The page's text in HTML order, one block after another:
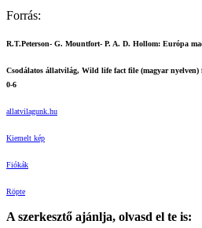
Forrás:
R.T.Peterson- G. Mountfort- P. A. D. Hollom: Európa
Csodálatos állatvilág, Wild life fact file (magyar nyelven)
0-6
allatvilagunk.hu
Kiemelt kép
Fiókák
Röpte
A szerkesztő ajánlja, olvasd el te is: